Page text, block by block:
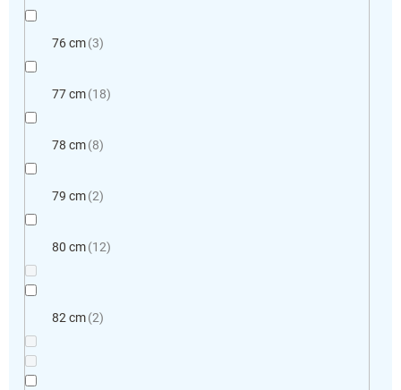
76 cm 3
77 cm 18
78 cm 8
79 cm 2
80 cm 12
82 cm 2